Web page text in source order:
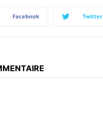
Facebook Twitter